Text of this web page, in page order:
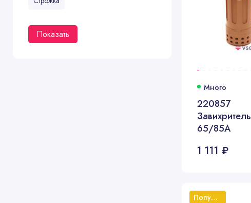
Показать
Много
220857
Завихритель
65/85А
1 111 ₽
Популярный